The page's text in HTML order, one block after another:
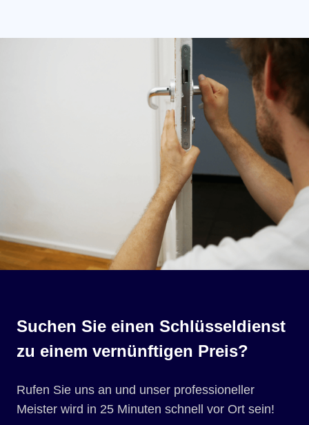
Suchen Sie einen Schlüsseldienst
zu einem vernünftigen Preis?
Rufen Sie uns an und unser professioneller
Meister wird in 25 Minuten schnell vor Ort sein!